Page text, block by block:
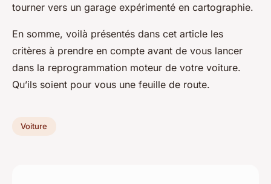
tourner vers un garage expérimenté en cartographie.
En somme, voilà présentés dans cet article les
critères à prendre en compte avant de vous lancer
dans la reprogrammation moteur de votre voiture.
Qu’ils soient pour vous une feuille de route.
Voiture